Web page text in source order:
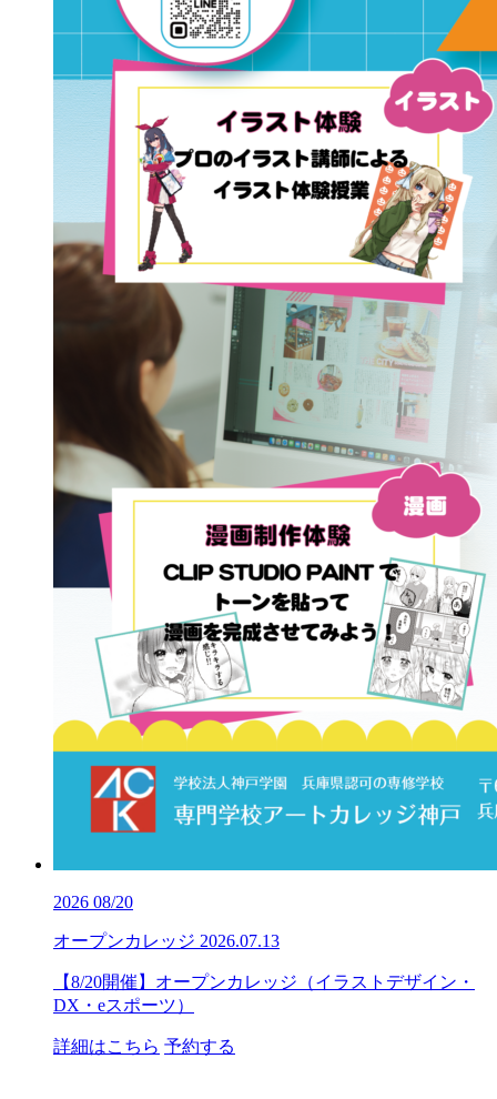
2026 08/20
オープンカレッジ 2026.07.13
【8/20開催】オープンカレッジ（イラストデザイン・
DX・eスポーツ）
詳細はこちら 予約する